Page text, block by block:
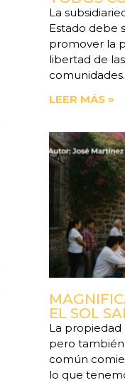
La
Estado debe
promover la
libertad de
comunidades.
LEER MÁS »
EL SOL
La propiedad
pero también
común
lo que